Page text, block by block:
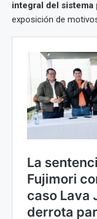
integral del sistema
exposición de